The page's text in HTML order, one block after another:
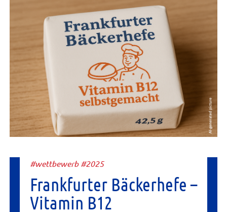
#wettbewerb #2025
Frankfurter Bäckerhefe –
Vitamin B12